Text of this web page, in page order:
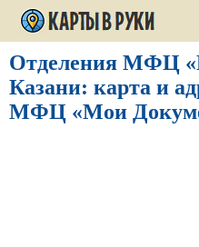
Отделения МФЦ
Казани: карта и
МФЦ «Мои